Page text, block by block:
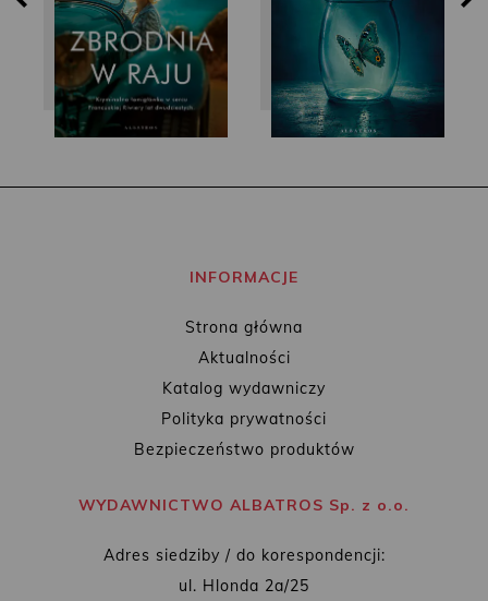
INFORMACJE
Strona główna
Aktualności
Katalog wydawniczy
Polityka prywatności
Bezpieczeństwo produktów
WYDAWNICTWO ALBATROS Sp. z o.o.
Adres siedziby / do korespondencji:
ul. Hlonda 2a/25